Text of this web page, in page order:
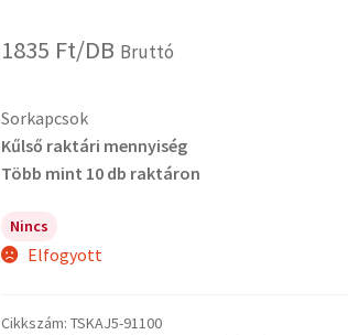
1835 Ft/DB Bruttó
Sorkapcsok
Kűlső raktári mennyiség
Több mint 10 db raktáron
Nincs
Elfogyott
Cikkszám: TSKAJ5-91100